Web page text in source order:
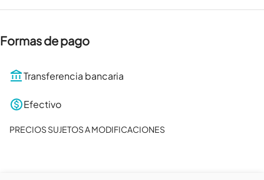
Formas de pago
Transferencia bancaria
Efectivo
PRECIOS SUJETOS A MODIFICACIONES